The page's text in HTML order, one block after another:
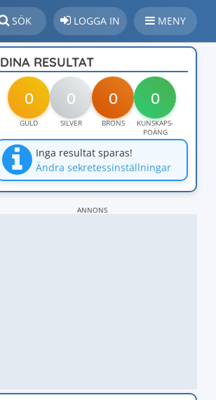
SÖK LOGGA IN MENY
DINA RESULTAT
0 0 0 0
GULD SILVER BRONS
KUNSKAPS-
POÄNG
Inga resultat sparas!
Ändra sekretessinställningar
ANNONS